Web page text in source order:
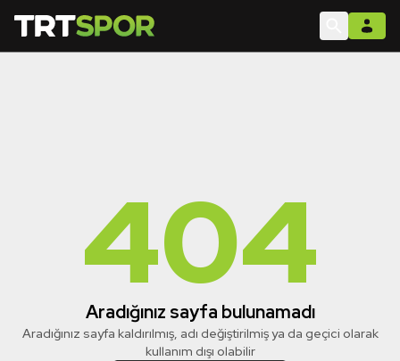
404
Aradığınız sayfa bulunamadı
Aradığınız sayfa kaldırılmış, adı değiştirilmiş ya da geçici olarak
kullanım dışı olabilir